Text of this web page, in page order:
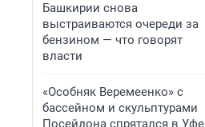
Башкирии снова
выстраиваются очереди за
бензином — что говорят
власти
«Особняк Веремеенко» с
бассейном и скульптурами
Посейдона спрятался в Уфе